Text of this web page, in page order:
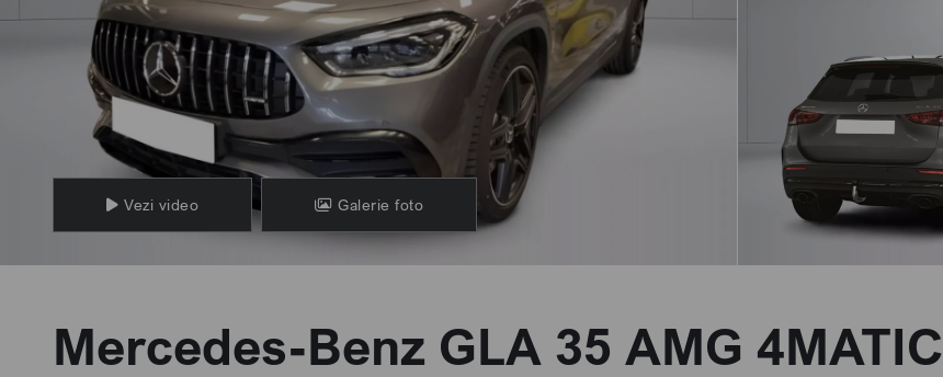
Vezi video Galerie foto
Mercedes-Benz GLA 35 AMG 4MATIC